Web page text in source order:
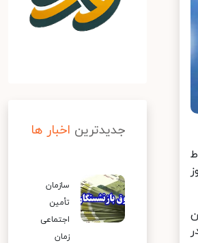
جدیدترین اخبار ها
سازمان
تأمین
اجتماعی
زمان